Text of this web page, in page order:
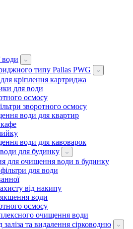
води
типу Pallas PWG
кріплення картриджа
для води
осмосу
зворотного осмосу
води для квартир
води для кавоварок
для будинку
для очищення води в будинку
для води
від накипу
води
осмосу
очищення води
заліза та видалення сірководню